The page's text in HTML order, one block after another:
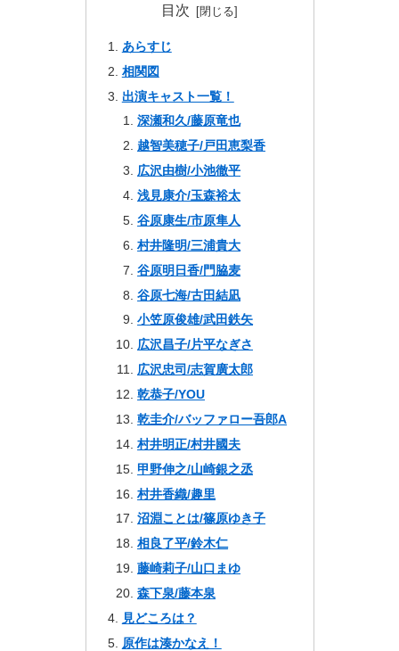
目次
あらすじ
相関図
出演キャスト一覧！
深瀬和久/藤原竜也
越智美穂子/戸田恵梨香
広沢由樹/小池徹平
浅見康介/玉森裕太
谷原康生/市原隼人
村井隆明/三浦貴大
谷原明日香/門脇麦
谷原七海/古田結凪
小笠原俊雄/武田鉄矢
広沢昌子/片平なぎさ
広沢忠司/志賀廣太郎
乾恭子/YOU
乾圭介/バッファロー吾郎A
村井明正/村井國夫
甲野伸之/山崎銀之丞
村井香織/趣里
沼淵ことは/篠原ゆき子
相良了平/鈴木仁
藤崎莉子/山口まゆ
森下泉/藤本泉
見どころは？
原作は湊かなえ！